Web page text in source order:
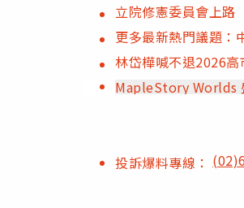
立院修憲委員會上
更多最新熱門議題：
林岱樺喊不退2026
MapleStory Worlds
投訴爆料專線：